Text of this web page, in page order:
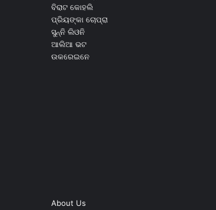
ବିରାଟ କୋହଲି
ପ୍ରିୟଙ୍କା ଚୋପ୍ରା
ସୁନ୍ନି ଲିଓନି
ଆଲିଆ ଭଟ
ଉକରେଇନେ
About Us